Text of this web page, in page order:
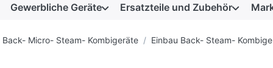
Gewerbliche Geräte Ersatzteile und Zubehör
Back- Micro- Steam- Kombigeräte Einbau Back- Steam-